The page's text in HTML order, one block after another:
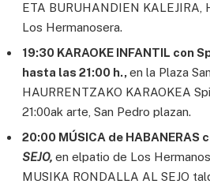
ETA BURUHANDIEN KALEJIRA,
Los Hermanosera.
19:30 KARAOKE INFANTIL con
hasta las 21:00 h.,en la Plaza
HAURRENTZAKO KARAOKEA
21:00ak arte, San Pedro plazan.
20:00 MÚSICA de HABANERAS
SEJO, en elpatio de Los
MUSIKA RONDALLA AL SEJO